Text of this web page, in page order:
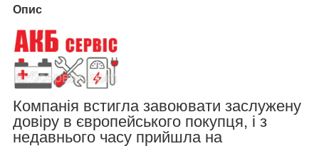
Опис
Компанія встигла завоювати заслужену
довіру в європейського покупця, і з
недавнього часу прийшла на